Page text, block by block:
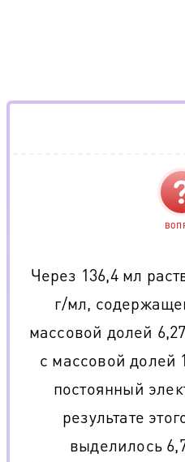
Через 136,4 мл
г/мл,
массовой долей
с массовой долей
постоянный
результате
выделилось